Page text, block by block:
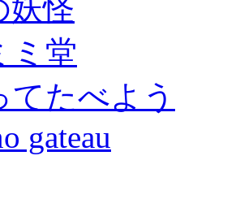
妖怪
ミ堂
てたべよう
gateau